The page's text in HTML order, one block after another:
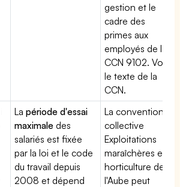
gestion et le
cadre des
primes aux
employés de la
CCN 9102. Voir
le texte de la
CCN.
Lapériode d'essai
maximale des
salariés est fixée
par la loi et le code
du travail depuis
2008 et dépend
La convention
collective
Exploitations
maraîchères et
horticulture de
l'Aube peut